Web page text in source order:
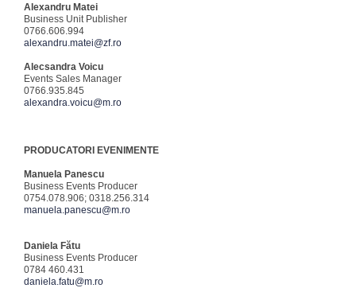
Alexandru Matei
Business Unit Publisher
0766.606.994
alexandru.matei@zf.ro
Alecsandra Voicu
Events Sales Manager
0766.935.845
alexandra.voicu@m.ro
PRODUCATORI EVENIMENTE
Manuela Panescu
Business Events Producer
0754.078.906; 0318.256.314
manuela.panescu@m.ro
Daniela Fătu
Business Events Producer
0784 460.431
daniela.fatu@m.ro